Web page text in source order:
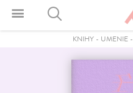
KNIHY- UMENIE-